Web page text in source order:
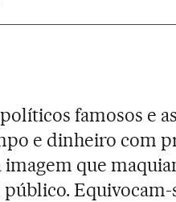
en TwitterRedes Sociales
famosos e as
e dinheiro com
imagem que
público.